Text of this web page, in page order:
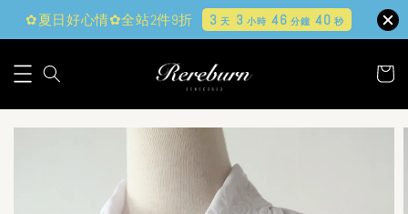
✿夏日好心情✿全站2件9折 3天 3小時 46分鐘 40秒